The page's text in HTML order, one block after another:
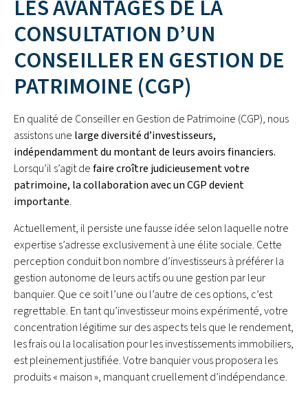
LES AVANTAGES DE LA
CONSULTATION D’UN
CONSEILLER EN GESTION DE
PATRIMOINE (CGP)
En qualité de Conseiller en Gestion de Patrimoine (CGP), nous
assistons une large diversité d’investisseurs,
indépendamment du montant de leurs avoirs financiers.
Lorsqu’il s’agit defaire croître judicieusement votre
patrimoine, la collaboration avec un CGP devient
importante.
Actuellement, il persiste une fausse idée selon laquelle notre
expertise s’adresse exclusivement à une élite sociale. Cette
perception conduit bon nombre d’investisseurs à préférer la
gestion autonome de leurs actifs ou une gestion par leur
banquier. Que ce soit l’une ou l’autre de ces options, c’est
regrettable. En tant qu’investisseur moins expérimenté, votre
concentration légitime sur des aspects tels que le rendement,
les frais ou la localisation pour les investissements immobiliers,
est pleinement justifiée. Votre banquier vous proposera les
produits « maison », manquant cruellement d’indépendance.